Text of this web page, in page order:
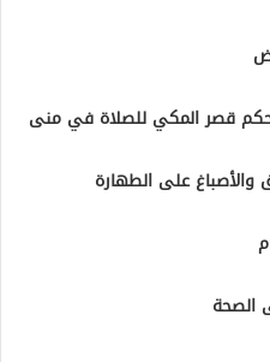
قصر المكي للصلاة في منى
والأصباغ على الطهارة
الصحة